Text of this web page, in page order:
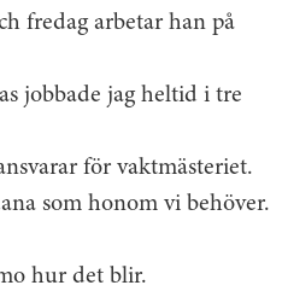
fredag arbetar han på
jobbade jag heltid i tre
för vaktmästeriet.
som honom vi behöver.
hur det blir.